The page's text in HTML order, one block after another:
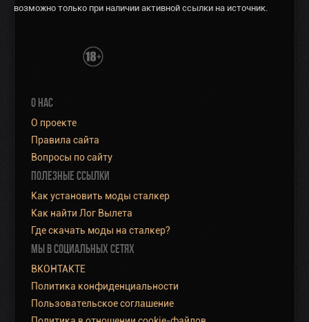
возможно только при наличии активной ссылки на источник.
О НАС
О проекте
Правила сайта
Вопросы по сайту
ПОЛЕЗНЫЕ ССЫЛКИ
Как установить моды сталкер
Как найти Лог Вылета
Где скачать моды на сталкер?
МЫ В СОЦИАЛЬНЫХ СЕТЯХ
ВКОНТАКТЕ
Политика конфиденциальности
Пользовательское соглашение